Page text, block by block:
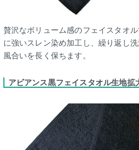
贅沢なボリューム感のフェイスタオ
に強いスレン染め加工し、繰り返し
風合いを長く保ちます。
アビアンス黒フェイスタオル生地拡